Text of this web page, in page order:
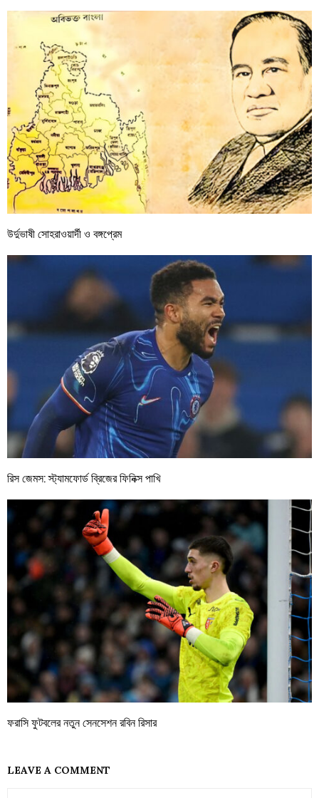
উর্দুভাষী সোহরাওয়ার্দী ও বঙ্গপ্রেম
রিস জেমস: স্ট্যামফোর্ড ব্রিজের ফিনিক্স পাখি
ফরাসি ফুটবলের নতুন সেনসেশন রবিন রিসার
LEAVE A COMMENT